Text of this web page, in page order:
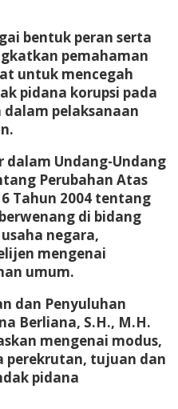
bentuk peran serta
pemahaman
untuk mencegah
pidana korupsi pada
pelaksanaan
dalam Undang-Undang
Perubahan Atas
Tahun 2004 tentang
di bidang
negara,
mengenai
umum.
dan Penyuluhan
Berliana, S.H., M.H.
mengenai modus,
perekrutan, tujuan dan
pidana